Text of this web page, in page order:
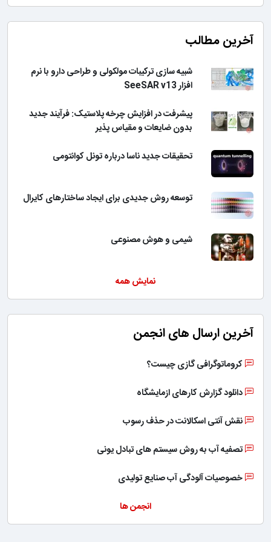
آخرین مطالب
شبیه سازی ترکیبات مولکولی و طراحی دارو با نرم
افزار SeeSAR v13
پیشرفت در افزایش چرخه پلاستیک: فرآیند جدید
بدون ضایعات و مقیاس پذیر
تحقیقات جدید ناسا درباره تونل کوانتومی
توسعه روش جدیدی برای ایجاد ساختارهای کایرال
شیمی و هوش مصنوعی
نمایش همه
آخرین ارسال های انجمن
کروماتوگرافی گازی چیست؟
دانلود گزارش کارهای ازمایشگاه
نقش آنتی اسکالانت در حذف رسوب
تصفیه آب به روش سیستم های تبادل یونی
خصوصیات آلودگی آب صنایع تولیدی
انجمن ها